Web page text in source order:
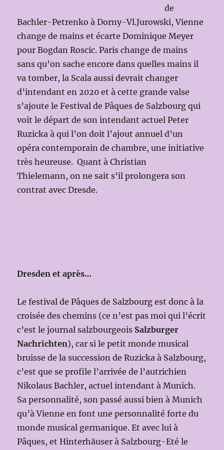
de
Bachler-Petrenko à Dorny-Vl.Jurowski, Vienne
change de mains et écarte Dominique Meyer
pour Bogdan Roscic. Paris change de mains
sans qu’on sache encore dans quelles mains il
va tomber, la Scala aussi devrait changer
d’intendant en 2020 et à cette grande valse
s’ajoute le Festival de Pâques de Salzbourg qui
voit le départ de son intendant actuel Peter
Ruzicka à qui l’on doit l’ajout annuel d’un
opéra contemporain de chambre, une initiative
très heureuse. Quant à Christian
Thielemann, on ne sait s’il prolongera son
contrat avec Dresde.
Dresden et après…
Le festival de Pâques de Salzbourg est donc à la
croisée des chemins (ce n’est pas moi qui l’écrit
c’est le journal salzbourgeois Salzburger
Nachrichten), car si le petit monde musical
bruisse de la succession de Ruzicka à Salzbourg,
c’est que se profile l’arrivée de l’autrichien
Nikolaus Bachler, actuel intendant à Munich.
Sa personnalité, son passé aussi bien à Munich
qu’à Vienne en font une personnalité forte du
monde musical germanique. Et avec lui à
Pâques, et Hinterhäuser à Salzbourg-Eté le